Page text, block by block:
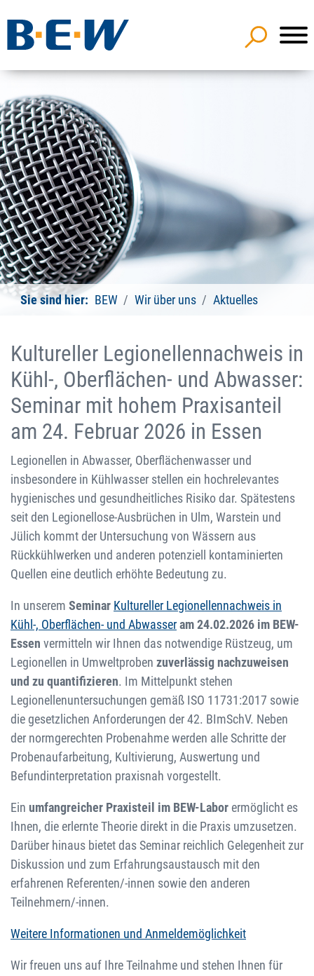
Sie sind hier: BEW Wir über uns Aktuelles
Kultureller Legionellennachweis in
Kühl-, Oberflächen- und Abwasser:
Seminar mit hohem Praxisanteil
am 24. Februar 2026 in Essen
Legionellen in Abwasser, Oberflächenwasser und
insbesondere in Kühlwasser stellen ein hochrelevantes
hygienisches und gesundheitliches Risiko dar. Spätestens
seit den Legionellose-Ausbrüchen in Ulm, Warstein und
Jülich kommt der Untersuchung von Wässern aus
Rückkühlwerken und anderen potenziell kontaminierten
Quellen eine deutlich erhöhte Bedeutung zu.
In unserem Seminar Kultureller Legionellennachweis in
Kühl-, Oberflächen- und Abwasseram 24.02.2026 im BEW-
Essen vermitteln wir Ihnen das notwendige Rüstzeug, um
Legionellen in Umweltproben zuverlässig nachzuweisen
und zu quantifizieren. Im Mittelpunkt stehen
Legionellenuntersuchungen gemäß ISO 11731:2017 sowie
die gesetzlichen Anforderungen der 42. BImSchV. Neben
der normgerechten Probenahme werden alle Schritte der
Probenaufarbeitung, Kultivierung, Auswertung und
Befundinterpretation praxisnah vorgestellt.
Ein umfangreicher Praxisteil im BEW-Labor ermöglicht es
Ihnen, die erlernte Theorie direkt in die Praxis umzusetzen.
Darüber hinaus bietet das Seminar reichlich Gelegenheit zur
Diskussion und zum Erfahrungsaustausch mit den
erfahrenen Referenten/-innen sowie den anderen
Teilnehmern/-innen.
Weitere Informationen und Anmeldemöglichkeit
Wir freuen uns auf Ihre Teilnahme und stehen Ihnen für